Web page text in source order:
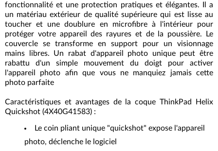
fonctionnalité et une protection pratiques et élégantes. Il a
un matériau extérieur de qualité supérieure qui est lisse au
toucher et une doublure en microfibre à l'intérieur pour
protéger votre appareil des rayures et de la poussière. Le
couvercle se transforme en support pour un visionnage
mains libres. Un rabat d'appareil photo unique peut être
rabattu d'un simple mouvement du doigt pour activer
l'appareil photo afin que vous ne manquiez jamais cette
photo parfaite
Caractéristiques et avantages de la coque ThinkPad Helix
Quickshot (4X40G41583) :
Le coin pliant unique "quickshot" expose l'appareil
photo, déclenche le logiciel